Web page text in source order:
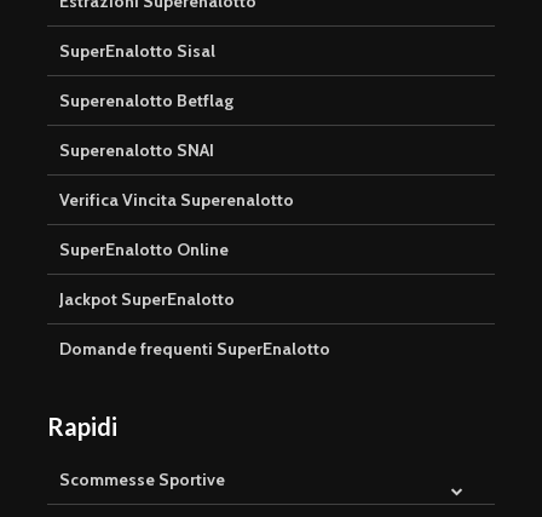
SuperEnalotto Sisal
Superenalotto Betflag
Superenalotto SNAI
Verifica Vincita Superenalotto
SuperEnalotto Online
Jackpot SuperEnalotto
Domande frequenti SuperEnalotto
Rapidi
Scommesse Sportive